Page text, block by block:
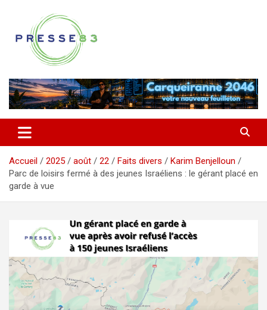
contenu
Presse 83
Accueil 2025 août 22 Faits divers
Karim Benjelloun
Parc de loisirs fermé à des jeunes Israéliens : le gérant placé en
garde à vue